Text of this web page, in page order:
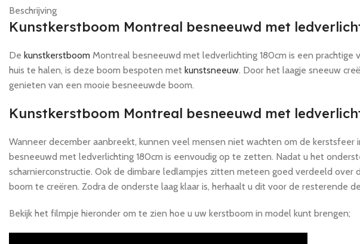
Beschrijving
Kunstkerstboom Montreal besneeuwd met
De kunstkerstboom Montreal besneeuwd met ledverlichting 180cm is een
huis te halen, is deze boom bespoten met kunstsneeuw. Door het laagje sneeuw
genieten van een mooie besneeuwde boom.
Kunstkerstboom Montreal besneeuwd met
Wanneer december aanbreekt, kunnen veel mensen niet wachten om de
besneeuwd met ledverlichting 180cm is eenvoudig op te zetten. Nadat u het
scharnierconstructie. Ook de dimbare ledlampjes zitten meteen goed verdeeld
boom te creëren. Zodra de onderste laag klaar is, herhaalt u dit voor de resterende
Bekijk het filmpje hieronder om te zien hoe u uw kerstboom in model kunt brengen;